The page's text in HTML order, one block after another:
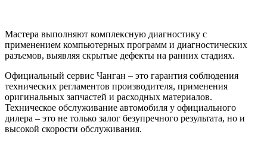
Мастера выполняют комплексную диагностику с
применением компьютерных программ и диагностических
разъемов, выявляя скрытые дефекты на ранних стадиях.
Официальный сервис Чанган – это гарантия соблюдения
технических регламентов производителя, применения
оригинальных запчастей и расходных материалов.
Техническое обслуживание автомобиля у официального
дилера – это не только залог безупречного результата, но и
высокой скорости обслуживания.